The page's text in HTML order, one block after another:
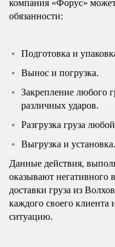
компания «Форус»
обязанности:
Подготовка и
Вынос и погрузка.
Закрепление любого
различных ударов.
Разгрузка груза
Выгрузка и установка.
Данные действия,
оказывают негативного
доставки груза из
каждого своего клиента
ситуацию.